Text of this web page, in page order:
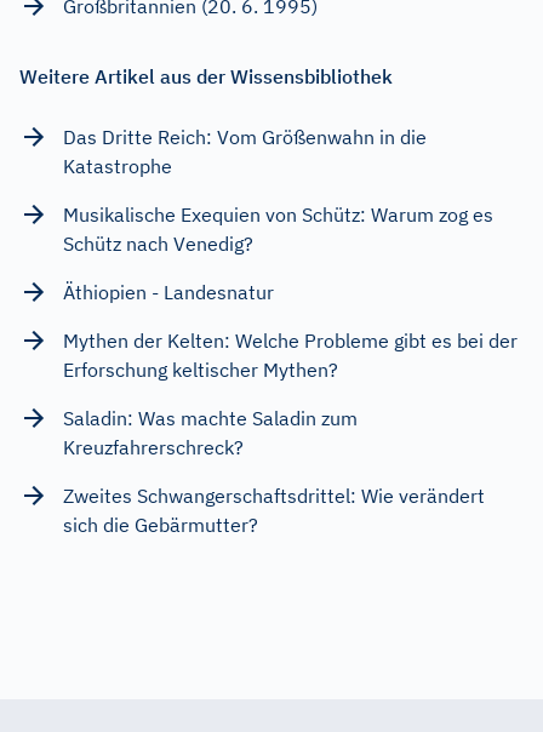
Großbritannien (20. 6. 1995)
Weitere Artikel aus der Wissensbibliothek
Das Dritte Reich: Vom Größenwahn in die
Katastrophe
Musikalische Exequien von Schütz: Warum zog es
Schütz nach Venedig?
Äthiopien - Landesnatur
Mythen der Kelten: Welche Probleme gibt es bei der
Erforschung keltischer Mythen?
Saladin: Was machte Saladin zum
Kreuzfahrerschreck?
Zweites Schwangerschaftsdrittel: Wie verändert
sich die Gebärmutter?